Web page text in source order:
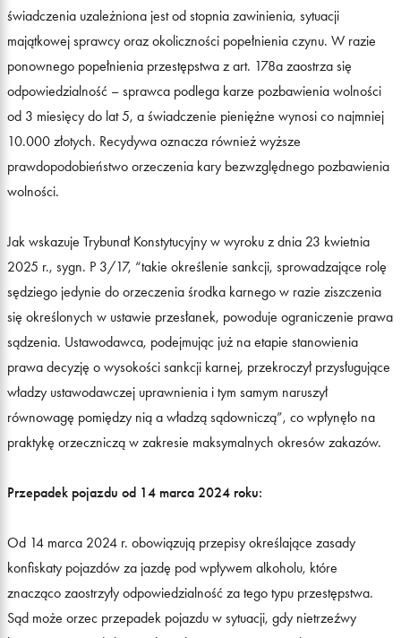
świadczenia uzależniona jest od stopnia zawinienia, sytuacji
majątkowej sprawcy oraz okoliczności popełnienia czynu. W razie
ponownego popełnienia przestępstwa z art. 178a zaostrza się
odpowiedzialność – sprawca podlega karze pozbawienia wolności
od 3 miesięcy do lat 5, a świadczenie pieniężne wynosi co najmniej
10.000 złotych. Recydywa oznacza również wyższe
prawdopodobieństwo orzeczenia kary bezwzględnego pozbawienia
wolności.
Jak wskazuje Trybunał Konstytucyjny w wyroku z dnia 23 kwietnia
2025 r., sygn. P 3/17, “takie określenie sankcji, sprowadzające rolę
sędziego jedynie do orzeczenia środka karnego w razie ziszczenia
się określonych w ustawie przesłanek, powoduje ograniczenie prawa
sądzenia. Ustawodawca, podejmując już na etapie stanowienia
prawa decyzję o wysokości sankcji karnej, przekroczył przysługujące
władzy ustawodawczej uprawnienia i tym samym naruszył
równowagę pomiędzy nią a władzą sądowniczą”, co wpłynęło na
praktykę orzeczniczą w zakresie maksymalnych okresów zakazów.
Przepadek pojazdu od 14 marca 2024 roku:
Od 14 marca 2024 r. obowiązują przepisy określające zasady
konfiskaty pojazdów za jazdę pod wpływem alkoholu, które
znacząco zaostrzyły odpowiedzialność za tego typu przestępstwa.
Sąd może orzec przepadek pojazdu w sytuacji, gdy nietrzeźwy